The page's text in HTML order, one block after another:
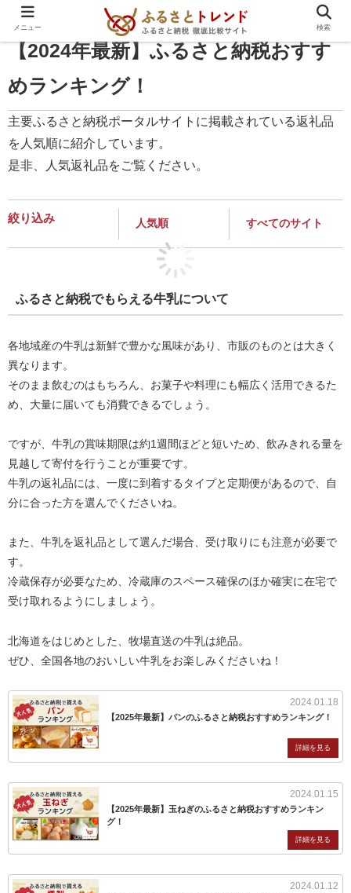
PR
【2024年最新】ふるさと納税おすす
めランキング！
主要ふるさと納税ポータルサイトに掲載されている返礼品
を人気順に紹介しています。
是非、
人気返礼品をご覧ください。
絞り込み
ふるさと納税でもらえる牛乳について
各地域産の牛乳は新鮮で豊かな風味があり、市販のものとは大きく
異なります。
そのまま飲むのはもちろん、お菓子や料理にも幅広く活用できるた
め、大量に届いても消費できるでしょう。
ですが、牛乳の賞味期限は約1週間ほどと短いため、飲みきれる量を
見越して寄付を行うことが重要です。
牛乳の返礼品には、一度に到着するタイプと定期便があるので、自
分に合った方を選んでくださいね。
また、牛乳を返礼品として選んだ場合、受け取りにも注意が必要で
す。
冷蔵保存が必要なため、冷蔵庫のスペース確保のほか確実に在宅で
受け取れるようにしましょう。
北海道をはじめとした、牧場直送の牛乳は絶品。
ぜひ、全国各地のおいしい牛乳をお楽しみくださいね！
【2025年最新】パンのふるさと納税おすすめランキング！
2024.01.18
【2025年最新】玉ねぎのふるさと納税おすすめランキン
グ！
2024.01.15
2024.01.12
メニュー 検索